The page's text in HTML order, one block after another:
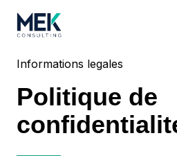
Informations legales
Politique de